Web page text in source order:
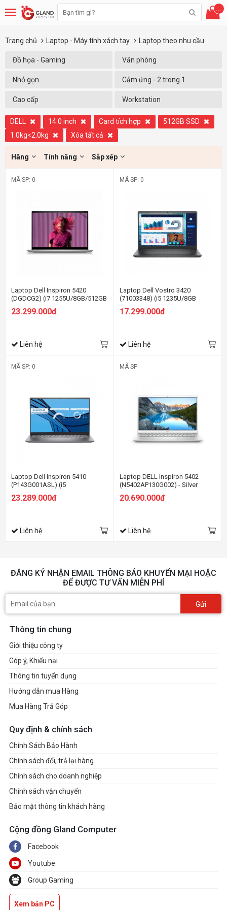
...
Trang chủ Laptop - Máy tính xách tay Laptop theo nhu cầu
Đồ họa - Gaming Văn phòng
Nhỏ gọn Cảm ứng - 2 trong 1
Cao cấp Workstation
DELL 14.0 inch Card tích hợp
512GB SSD
1.0kg<2.0kg
Xóa tất cả
Hãng Tính năng Sắp xếp
MÃ SP: 0
Laptop Dell Inspiron 5420
(DGDCG2) (i7 1255U/8GB/512GB
HS21/Bạc)
23.299.000đ
Liên hệ
MÃ SP: 0
Laptop Dell Vostro 3420
(71003348) (i5 1235U/8GB
FHD/Win11/Office HS21/Xám)
17.299.000đ
Liên hệ
MÃ SP: 0
Laptop Dell Inspiron 5410
(P143G001ASL) (i5
11320H/8GBRAM/512GB
SSD/14.0 inch FHD
23.289.000đ
Liên hệ
MÃ SP:
Laptop DELL Inspiron 5402
(N5402AP130G002) - Silver
20.690.000đ
Liên hệ
ĐĂNG KÝ NHẬN EMAIL THÔNG BÁO KHUYẾN MẠI HOẶC
ĐỂ ĐƯỢC TƯ VẤN MIỄN PHÍ
Gửi
Thông tin chung
Giới thiệu công ty
Góp ý, Khiếu nại
Thông tin tuyển dụng
Hướng dẫn mua Hàng
Mua Hàng Trả Góp
Quy định & chính sách
Chính Sách Bảo Hành
Chính sách đổi, trả lại hàng
Chính sách cho doanh nghiệp
Chính sách vận chuyển
Bảo mật thông tin khách hàng
Cộng đồng Gland Computer
Facebook
Youtube
Group Gaming
Xem bản PC